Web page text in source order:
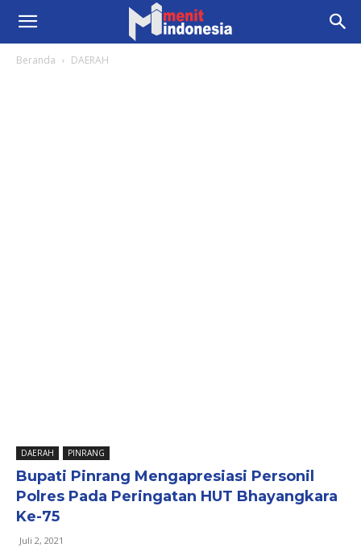
Beranda DAERAH
DAERAH PINRANG
Bupati Pinrang Mengapresiasi Personil
Polres Pada Peringatan HUT Bhayangkara
Ke-75
Juli 2, 2021